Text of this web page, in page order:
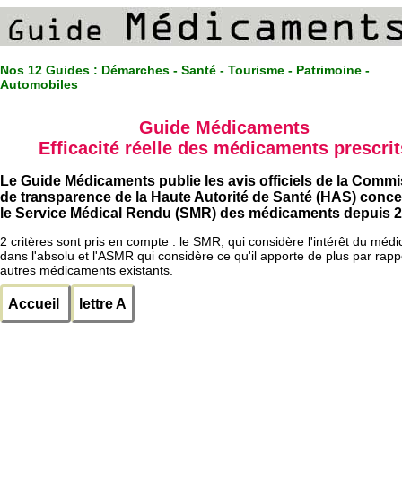
Nos 12 Guides : Démarches - Santé - Tourisme - Patrimoine -
Automobiles
Guide Médicaments
Efficacité réelle des médicaments
Le Guide Médicaments publie les avis officiels de la
de transparence de la Haute Autorité de Santé (HAS)
le Service Médical Rendu (SMR) des médicaments depuis
2 critères sont pris en compte : le SMR, qui considère l'intérêt du
dans l'absolu et l'ASMR qui considère ce qu'il apporte de plus par
autres médicaments existants.
Accueil lettre A